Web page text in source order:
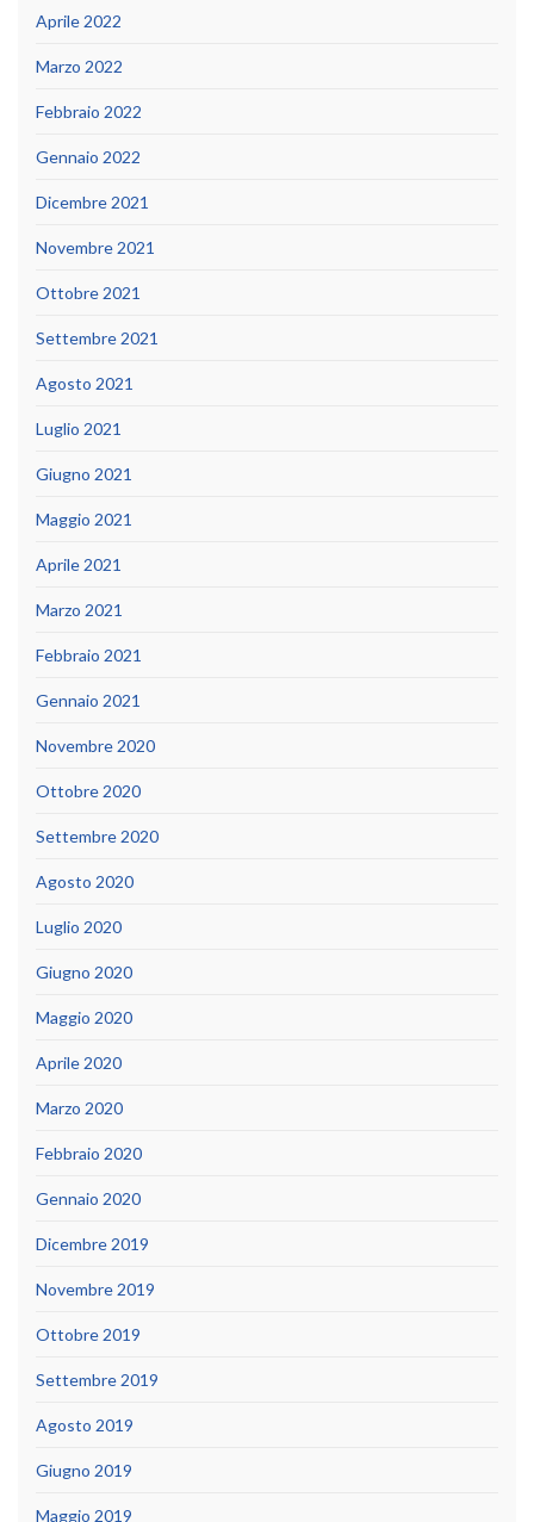
Aprile 2022
Marzo 2022
Febbraio 2022
Gennaio 2022
Dicembre 2021
Novembre 2021
Ottobre 2021
Settembre 2021
Agosto 2021
Luglio 2021
Giugno 2021
Maggio 2021
Aprile 2021
Marzo 2021
Febbraio 2021
Gennaio 2021
Novembre 2020
Ottobre 2020
Settembre 2020
Agosto 2020
Luglio 2020
Giugno 2020
Maggio 2020
Aprile 2020
Marzo 2020
Febbraio 2020
Gennaio 2020
Dicembre 2019
Novembre 2019
Ottobre 2019
Settembre 2019
Agosto 2019
Giugno 2019
Maggio 2019